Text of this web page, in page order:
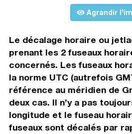
Agrandir
Le décalage horaire ou
prenant les 2 fuseaux
concernés. Les fuseaux
la norme UTC (autrefois
référence au méridien de
deux cas. Il n’y a pas
longitude et le fuseau
fuseaux sont décalés par